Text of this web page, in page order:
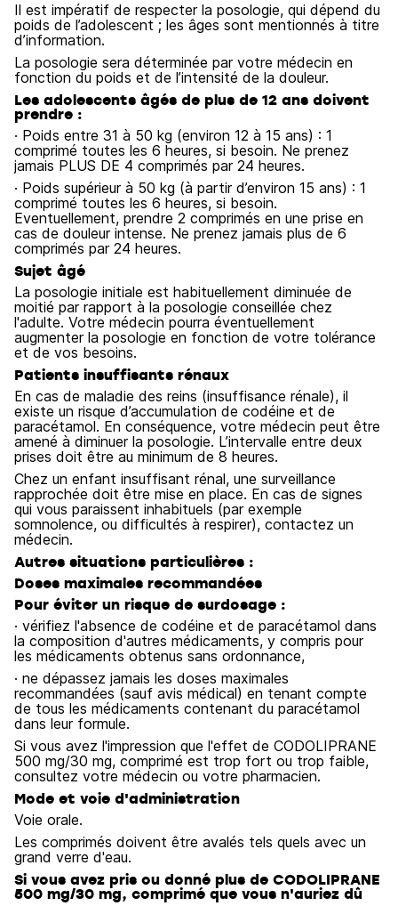
Il est impératif de respecter la posologie, qui dépend du
poids de l’adolescent ; les âges sont mentionnés à titre
d’information.
La posologie sera déterminée par votre médecin en
fonction du poids et de l’intensité de la douleur.
Les adolescents âgés de plus de 12 ans doivent
prendre :
· Poids entre 31 à 50 kg (environ 12 à 15 ans) : 1
comprimé toutes les 6 heures, si besoin. Ne prenez
jamais PLUS DE 4 comprimés par 24 heures.
· Poids supérieur à 50 kg (à partir d’environ 15 ans) : 1
comprimé toutes les 6 heures, si besoin.
Eventuellement, prendre 2 comprimés en une prise en
cas de douleur intense. Ne prenez jamais plus de 6
comprimés par 24 heures.
Sujet âgé
La posologie initiale est habituellement diminuée de
moitié par rapport à la posologie conseillée chez
l'adulte. Votre médecin pourra éventuellement
augmenter la posologie en fonction de votre tolérance
et de vos besoins.
Patients insuffisants rénaux
En cas de maladie des reins (insuffisance rénale), il
existe un risque d’accumulation de codéine et de
paracétamol. En conséquence, votre médecin peut être
amené à diminuer la posologie. L’intervalle entre deux
prises doit être au minimum de 8 heures.
Chez un enfant insuffisant rénal, une surveillance
rapprochée doit être mise en place. En cas de signes
qui vous paraissent inhabituels (par exemple
somnolence, ou difficultés à respirer), contactez un
médecin.
Autres situations particulières :
Doses maximales recommandées
Pour éviter un risque de surdosage :
· vérifiez l'absence de codéine et de paracétamol dans
la composition d'autres médicaments, y compris pour
les médicaments obtenus sans ordonnance,
· ne dépassez jamais les doses maximales
recommandées (sauf avis médical) en tenant compte
de tous les médicaments contenant du paracétamol
dans leur formule.
Si vous avez l'impression que l'effet de CODOLIPRANE
500 mg/30 mg, comprimé est trop fort ou trop faible,
consultez votre médecin ou votre pharmacien.
Mode et voie d'administration
Voie orale.
Les comprimés doivent être avalés tels quels avec un
grand verre d'eau.
Si vous avez pris ou donné plus de CODOLIPRANE
500 mg/30 mg, comprimé que vous n'auriez dû